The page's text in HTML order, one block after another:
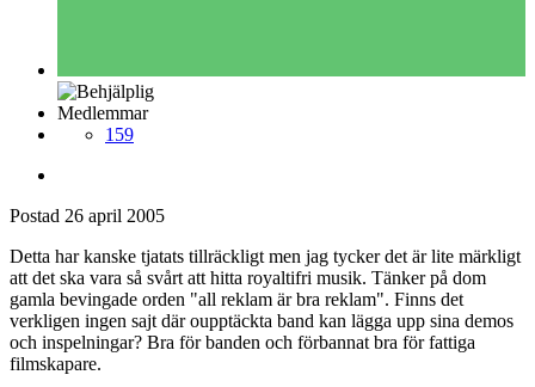
Medlemmar
159
Postad 26 april 2005
Detta har kanske tjatats tillräckligt men jag tycker det är lite märkligt
att det ska vara så svårt att hitta royaltifri musik. Tänker på dom
gamla bevingade orden "all reklam är bra reklam". Finns det
verkligen ingen sajt där oupptäckta band kan lägga upp sina demos
och inspelningar? Bra för banden och förbannat bra för fattiga
filmskapare.